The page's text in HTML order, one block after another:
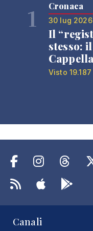
1 Cronaca
30 lug 2026
Il
stesso:
Visto
Canali